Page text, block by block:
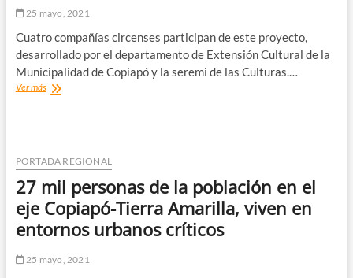
Talleres
Prevención
de
Violencia
Contra
25 mayo, 2021
Cuatro compañías circenses participan de este proyecto,
desarrollado por el departamento de Extensión Cultural de la
Municipalidad de Copiapó y la seremi de las Culturas.…
Ver másEl
pandemia
con
nueva
cartelera
virtual
en
PORTADA REGIONAL
27 mil personas de la población en el
eje Copiapó-Tierra Amarilla, viven en
entornos urbanos críticos
25 mayo, 2021